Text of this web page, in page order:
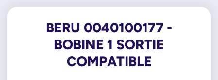
BERU 0040100177 -
BOBINE 1 SORTIE
COMPATIBLE